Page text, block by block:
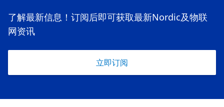
了解最新信息！订阅后即可获取最新Nordic及物联
网资讯
立即订阅